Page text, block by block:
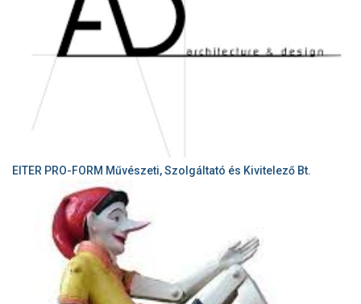
EITER PRO-FORM Művészeti, Szolgáltató és Kivitelező Bt.